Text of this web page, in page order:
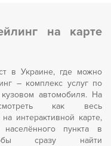
на карте
в Украине, где можно
– комплекс услуг по
автомобиля. На
как весь
интерактивной карте,
пункта в
сразу найти